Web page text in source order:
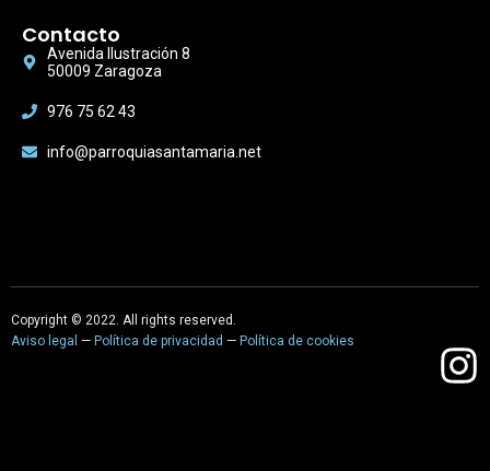
Contacto
Avenida Ilustración 8
50009 Zaragoza
976 75 62 43
info@parroquiasantamaria.net
Copyright © 2022. All rights reserved.
Aviso legal — Política de privacidad — Política de cookies